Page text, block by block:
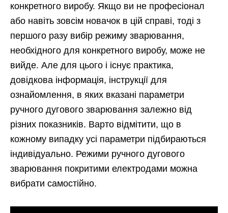
конкретного виробу. Якщо ви не професіонал
або навіть зовсім новачок в цій справі, тоді з
першого разу вибір режиму зварювання,
необхідного для конкретного виробу, може не
вийде. Але для цього і існує практика,
довідкова інформація, інструкції для
ознайомлення, в яких вказані параметри
ручного дугового зварювання залежно від
різних показників. Варто відмітити, що в
кожному випадку усі параметри підбираються
індивідуально. Режими ручного дугового
зварювання покритими електродами можна
вибрати самостійно.